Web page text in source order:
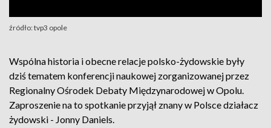
źródło: tvp3 opole
Wspólna historia i obecne relacje polsko-żydowskie były
dziś tematem konferencji naukowej zorganizowanej przez
Regionalny Ośrodek Debaty Międzynarodowej w Opolu.
Zaproszenie na to spotkanie przyjął znany w Polsce działacz
żydowski - Jonny Daniels.